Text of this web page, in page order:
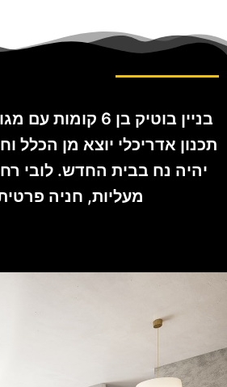
בניין בוטיק בן 6
תכנון אדריכלי יוצא מן הכלל
יהיה נח בבית החדש. לובי
מעליות, חניה